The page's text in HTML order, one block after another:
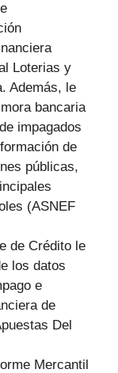
Loterias y
Además, le
bancaria
impagados
de
públicas,
(ASNEF
de Crédito le
los datos
e
de
Del
Mercantil